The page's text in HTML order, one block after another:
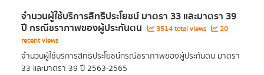
จำนวนผู้ใช้บริการสิทธิประโยชน์ มาตรา 33 และมาตรา 39
ปี กรณีชราภาพของผู้ประกันตน 3514 total views
20
recent views
จำนวนผู้ใช้บริการสิทธิประโยชน์กรณีชราภาพของผู้ประกันตน มาตรา
33 และมาตรา 39 ปี 2563-2565